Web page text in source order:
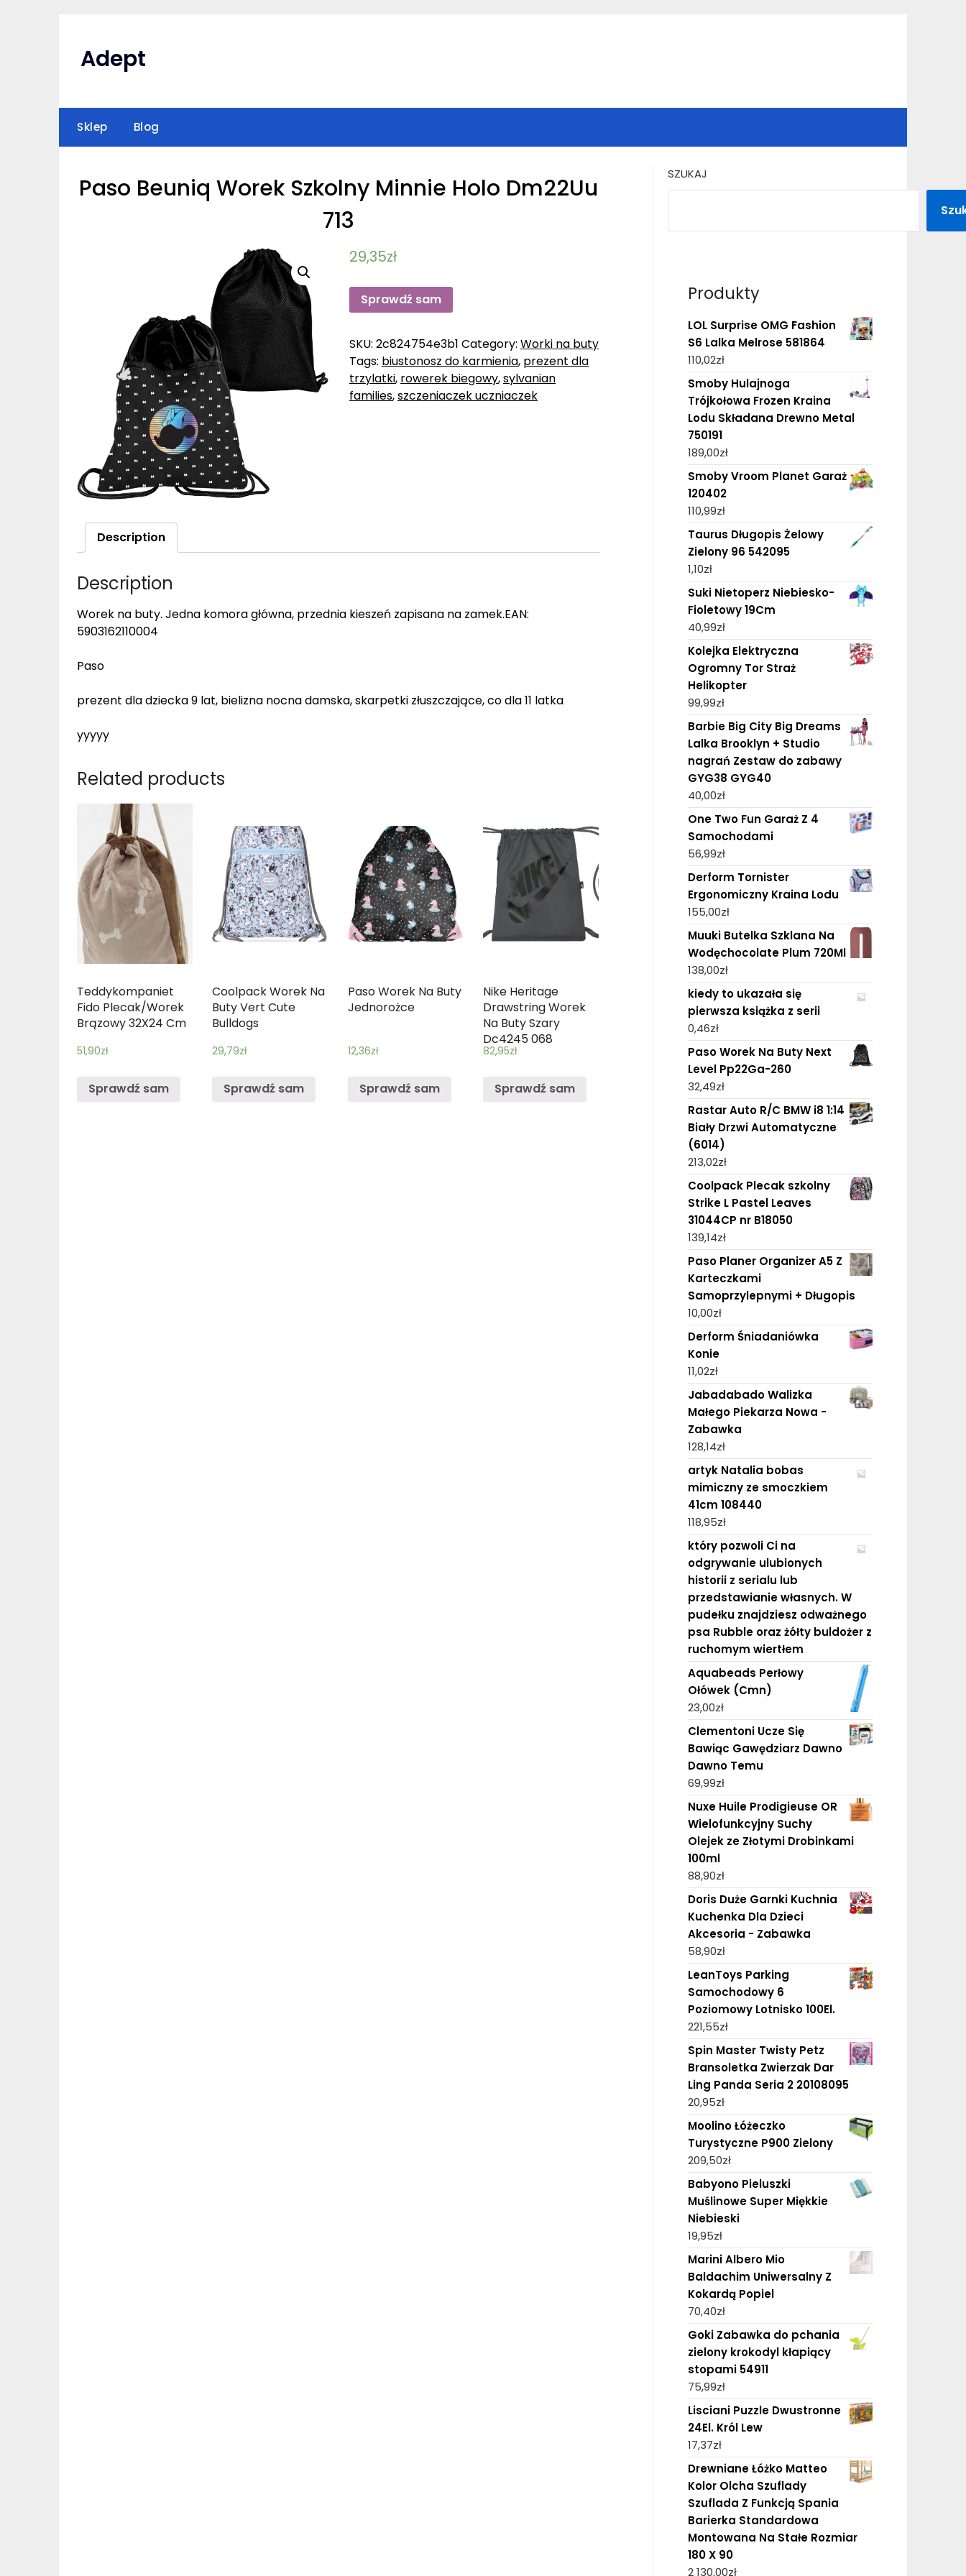
Adept
Sklep Blog
Paso Beuniq Worek Szkolny Minnie Holo Dm22Uu
713
29,35zł
Sprawdź sam
SKU: 2c824754e3b1 Category: Worki na buty
Tags: biustonosz do karmienia, prezent dla
trzylatki, rowerek biegowy,sylvanian
families,szczeniaczek uczniaczek
Description
Description
Worek na buty. Jedna komora główna, przednia kieszeń zapisana na zamek.EAN:
5903162110004
Paso
prezent dla dziecka 9 lat, bielizna nocna damska, skarpetki złuszczające, co dla 11 latka
yyyyy
Related products
Teddykompaniet
Fido Plecak/Worek
Brązowy 32X24 Cm
51,90zł
Sprawdź sam
Coolpack Worek Na
Buty Vert Cute
Bulldogs
29,79zł
Sprawdź sam
Paso Worek Na Buty
Jednorożce
12,36zł
Sprawdź sam
Nike Heritage
Drawstring Worek
Na Buty Szary
Dc4245 068
82,95zł
Sprawdź sam
SZUKAJ
Produkty
LOL Surprise OMG Fashion
S6 Lalka Melrose 581864
110,02zł
Smoby Hulajnoga
Trójkołowa Frozen Kraina
Lodu Składana Drewno Metal
750191
189,00zł
Smoby Vroom Planet Garaż
120402
110,99zł
Taurus Długopis Żelowy
Zielony 96 542095
1,10zł
Suki Nietoperz Niebiesko-
Fioletowy 19Cm
40,99zł
Kolejka Elektryczna
Ogromny Tor Straż
Helikopter
99,99zł
Barbie Big City Big Dreams
Lalka Brooklyn + Studio
nagrań Zestaw do zabawy
GYG38 GYG40
40,00zł
One Two Fun Garaż Z 4
Samochodami
56,99zł
Derform Tornister
Ergonomiczny Kraina Lodu
155,00zł
Muuki Butelka Szklana Na
Wodęchocolate Plum 720Ml
138,00zł
kiedy to ukazała się
pierwsza książka z serii
0,46zł
Paso Worek Na Buty Next
Level Pp22Ga-260
32,49zł
Rastar Auto R/C BMW i8 1:14
Biały Drzwi Automatyczne
(6014)
213,02zł
Coolpack Plecak szkolny
Strike L Pastel Leaves
31044CP nr B18050
139,14zł
Paso Planer Organizer A5 Z
Karteczkami
Samoprzylepnymi + Długopis
10,00zł
Derform Śniadaniówka
Konie
11,02zł
Jabadabado Walizka
Małego Piekarza Nowa -
Zabawka
128,14zł
artyk Natalia bobas
mimiczny ze smoczkiem
41cm 108440
118,95zł
który pozwoli Ci na
odgrywanie ulubionych
historii z serialu lub
przedstawianie własnych. W
pudełku znajdziesz odważnego
psa Rubble oraz żółty buldożer z
ruchomym wiertłem
Aquabeads Perłowy
Ołówek (Cmn)
23,00zł
Clementoni Ucze Się
Bawiąc Gawędziarz Dawno
Dawno Temu
69,99zł
Nuxe Huile Prodigieuse OR
Wielofunkcyjny Suchy
Olejek ze Złotymi Drobinkami
100ml
88,90zł
Doris Duże Garnki Kuchnia
Kuchenka Dla Dzieci
Akcesoria - Zabawka
58,90zł
LeanToys Parking
Samochodowy 6
Poziomowy Lotnisko 100El.
221,55zł
Spin Master Twisty Petz
Bransoletka Zwierzak Dar
Ling Panda Seria 2 20108095
20,95zł
Moolino Łóżeczko
Turystyczne P900 Zielony
209,50zł
Babyono Pieluszki
Muślinowe Super Miękkie
Niebieski
19,95zł
Marini Albero Mio
Baldachim Uniwersalny Z
Kokardą Popiel
70,40zł
Goki Zabawka do pchania
zielony krokodyl kłapiący
stopami 54911
75,99zł
Lisciani Puzzle Dwustronne
24El. Król Lew
17,37zł
Drewniane Łóżko Matteo
Kolor Olcha Szuflady
Szuflada Z Funkcją Spania
Barierka Standardowa
Montowana Na Stałe Rozmiar
180 X 90
2 130,00zł